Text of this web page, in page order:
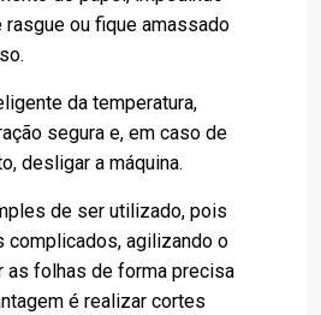
ou fique amassado
da temperatura,
segura e, em caso de
desligar a máquina.
de ser utilizado, pois
complicados, agilizando o
as folhas de forma precisa
é realizar cortes